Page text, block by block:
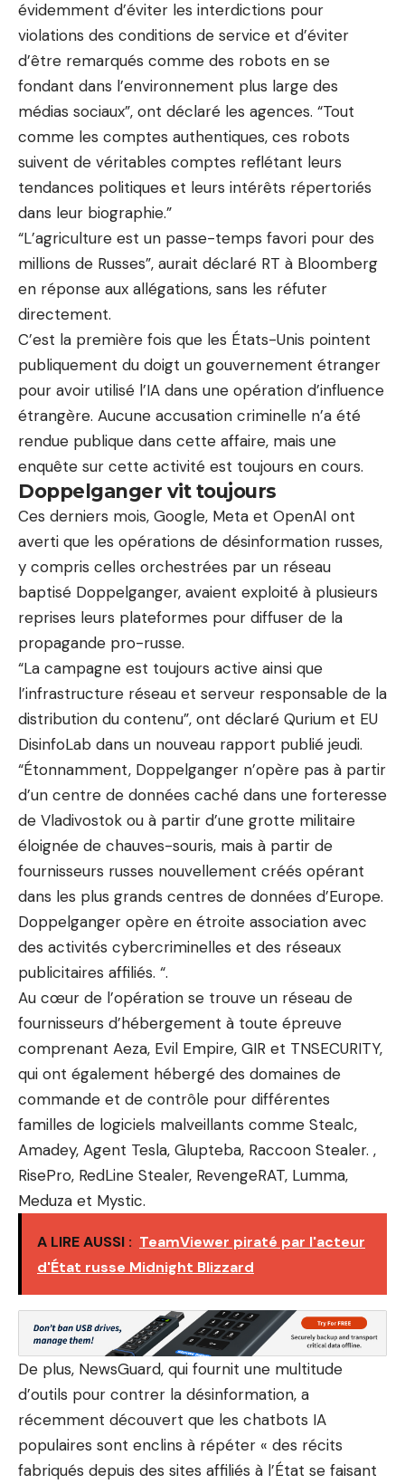
évidemment d’éviter les interdictions pour
violations des conditions de service et d’éviter
d’être remarqués comme des robots en se
fondant dans l’environnement plus large des
médias sociaux”, ont déclaré les agences. “Tout
comme les comptes authentiques, ces robots
suivent de véritables comptes reflétant leurs
tendances politiques et leurs intérêts répertoriés
dans leur biographie.”
“L’agriculture est un passe-temps favori pour des
millions de Russes”, aurait déclaré RT à Bloomberg
en réponse aux allégations, sans les réfuter
directement.
C’est la première fois que les États-Unis pointent
publiquement du doigt un gouvernement étranger
pour avoir utilisé l’IA dans une opération d’influence
étrangère. Aucune accusation criminelle n’a été
rendue publique dans cette affaire, mais une
enquête sur cette activité est toujours en cours.
Doppelganger vit toujours
Ces derniers mois, Google, Meta et OpenAI ont
averti que les opérations de désinformation russes,
y compris celles orchestrées par un réseau
baptisé Doppelganger, avaient exploité à plusieurs
reprises leurs plateformes pour diffuser de la
propagande pro-russe.
“La campagne est toujours active ainsi que
l’infrastructure réseau et serveur responsable de la
distribution du contenu”, ont déclaré Qurium et EU
DisinfoLab dans un nouveau rapport publié jeudi.
“Étonnamment, Doppelganger n’opère pas à partir
d’un centre de données caché dans une forteresse
de Vladivostok ou à partir d’une grotte militaire
éloignée de chauves-souris, mais à partir de
fournisseurs russes nouvellement créés opérant
dans les plus grands centres de données d’Europe.
Doppelganger opère en étroite association avec
des activités cybercriminelles et des réseaux
publicitaires affiliés. “.
Au cœur de l’opération se trouve un réseau de
fournisseurs d’hébergement à toute épreuve
comprenant Aeza, Evil Empire, GIR et TNSECURITY,
qui ont également hébergé des domaines de
commande et de contrôle pour différentes
familles de logiciels malveillants comme Stealc,
Amadey, Agent Tesla, Glupteba, Raccoon Stealer. ,
RisePro, RedLine Stealer, RevengeRAT, Lumma,
Meduza et Mystic.
A LIRE AUSSI : TeamViewer piraté par l'acteur
d'État russe Midnight Blizzard
De plus, NewsGuard, qui fournit une multitude
d’outils pour contrer la désinformation, a
récemment découvert que les chatbots IA
populaires sont enclins à répéter « des récits
fabriqués depuis des sites affiliés à l’État se faisant